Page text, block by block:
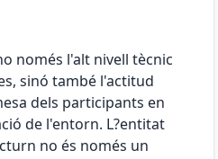
només l'alt nivell tècnic
sinó també l'actitud
dels participants en
de l'entorn. L?entitat
no és només un